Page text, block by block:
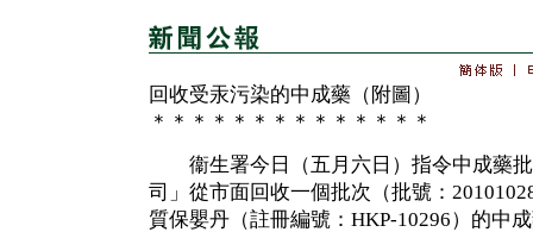
回收受汞污染的中成藥（附圖）
＊＊＊＊＊＊＊＊＊＊＊＊＊＊
衞生署今日（五月六日）指令中成藥批
司」從市面回收一個批次（批號：
質保嬰丹（註冊編號：HKP-10296）的中